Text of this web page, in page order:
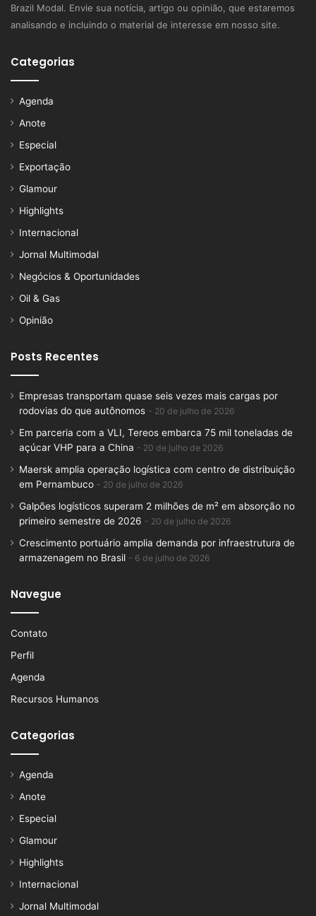
Brazil Modal. Envie sua notícia, artigo ou opinião, que estaremos
analisando e incluindo o material de interesse em nosso site.
Categorias
Agenda
Anote
Especial
Exportação
Glamour
Highlights
Internacional
Jornal Multimodal
Negócios & Oportunidades
Oil & Gas
Opinião
Posts Recentes
Empresas transportam quase seis vezes mais cargas por
rodovias do que autônomos
20 de julho de 2026
Em parceria com a VLI, Tereos embarca 75 mil toneladas de
açúcar VHP para a China
20 de julho de 2026
Maersk amplia operação logística com centro de distribuição
em Pernambuco
20 de julho de 2026
Galpões logísticos superam 2 milhões de m² em absorção no
primeiro semestre de 2026
20 de julho de 2026
Crescimento portuário amplia demanda por infraestrutura de
armazenagem no Brasil
6 de julho de 2026
Navegue
Contato
Perfil
Agenda
Recursos Humanos
Categorias
Agenda
Anote
Especial
Glamour
Highlights
Internacional
Jornal Multimodal